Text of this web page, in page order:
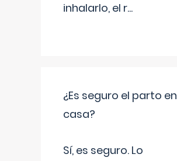
inhalarlo, el r...
¿Es seguro el parto en
casa?
Sí, es seguro. Lo